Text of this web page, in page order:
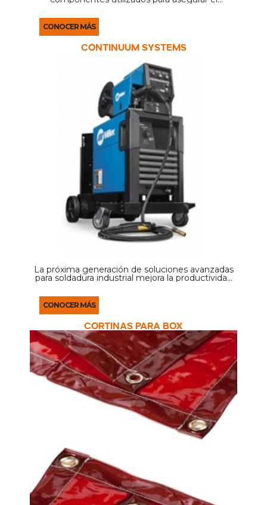
permitiendo su correcta fijación y
posicionamiento durante el ...
CONOCER MÁS
CONTINUUM SYSTEMS
La próxima generación de soluciones avanzadas
para soldadura industrial mejora la productividad
uso y la flexibilidad del sistema.
CONOCER MÁS
CORTINAS PARA BOX